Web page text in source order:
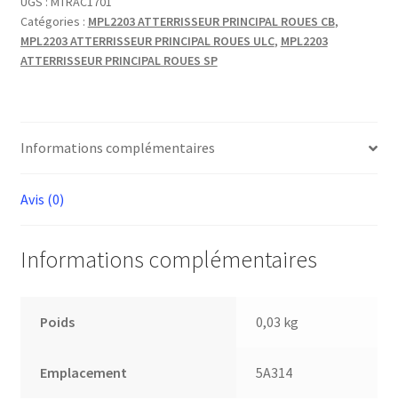
GAINE
Catégories : MPL2203 ATTERRISSEUR PRINCIPAL ROUES CB,
MPL2203 ATTERRISSEUR PRINCIPAL ROUES ULC, MPL2203
ATTERRISSEUR PRINCIPAL ROUES SP
Informations complémentaires
Avis (0)
Informations complémentaires
Poids 0,03 kg
Emplacement 5A314